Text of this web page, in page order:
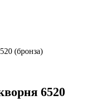
(бронза)
6520